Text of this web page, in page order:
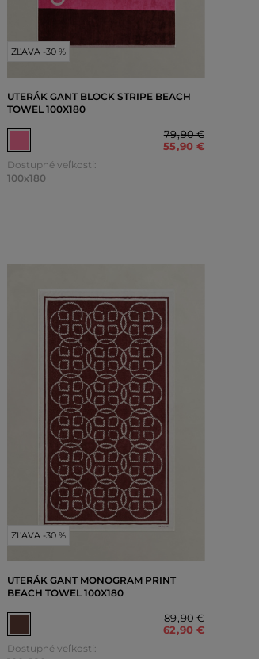
ZĽAVA -30 %
UTERÁK GANT BLOCK STRIPE BEACH
TOWEL 100X180
79,90 €
55,90 €
Dostupné veľkosti:
100x180
ZĽAVA -30 %
UTERÁK GANT MONOGRAM PRINT
BEACH TOWEL 100X180
89,90 €
62,90 €
Dostupné veľkosti: